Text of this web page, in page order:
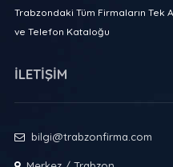
Trabzondaki Tüm Firmaların Tek
ve Telefon Kataloğu
İLETİŞİM
bilgi@trabzonfirma.com